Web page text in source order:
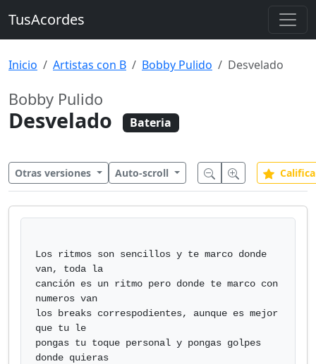
TusAcordes
Inicio Artistas con B Bobby Pulido Desvelado
Bobby Pulido
Desvelado Bateria
Otras versiones Auto-scroll
Los ritmos son sencillos y te marco donde
van, toda la
canción es un ritmo pero donde te marco con
numeros van
los breaks correspodientes, aunque es mejor
que tu le
pongas tu toque personal y pongas golpes
donde quieras